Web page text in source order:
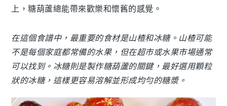
上，糖葫蘆總能帶來歡樂和懷舊的感覺。
在這個食譜中，最重要的食材是山楂和冰糖。山楂可能
不是每個家庭都常備的水果，但在超市或水果市場通常
可以找到。冰糖則是製作糖葫蘆的關鍵，最好選用顆粒
狀的冰糖，這樣更容易溶解並形成均勻的糖漿。